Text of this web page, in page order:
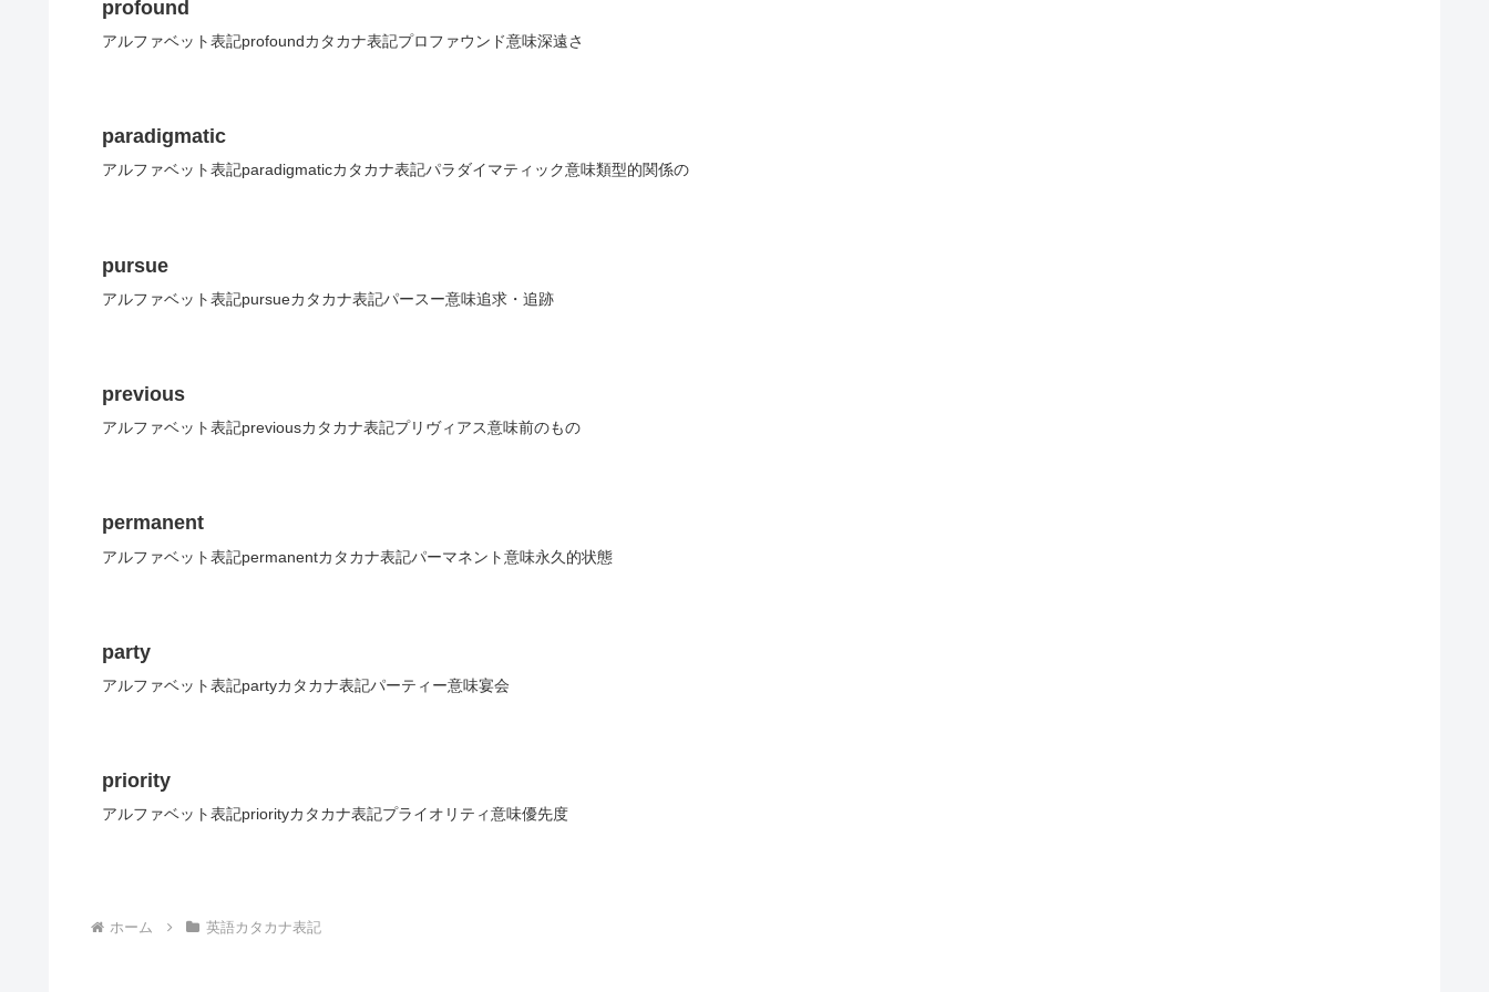
profound
アルファベット表記profoundカタカナ表記プロファウンド意味深遠さ
paradigmatic
アルファベット表記paradigmaticカタカナ表記パラダイマティック意味類型的関係の
pursue
アルファベット表記pursueカタカナ表記パースー意味追求・追跡
previous
アルファベット表記previousカタカナ表記プリヴィアス意味前のもの
permanent
アルファベット表記permanentカタカナ表記パーマネント意味永久的状態
party
アルファベット表記partyカタカナ表記パーティー意味宴会
priority
アルファベット表記priorityカタカナ表記プライオリティ意味優先度
ホーム 英語カタカナ表記